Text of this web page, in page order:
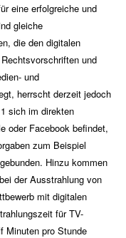
eine erfolgreiche und
gleiche
die den digitalen
und
und
herrscht derzeit jedoch
sich im direkten
oder Facebook befindet,
zum Beispiel
Hinzu kommen
der Ausstrahlung von
mit digitalen
für TV-
Minuten pro Stunde